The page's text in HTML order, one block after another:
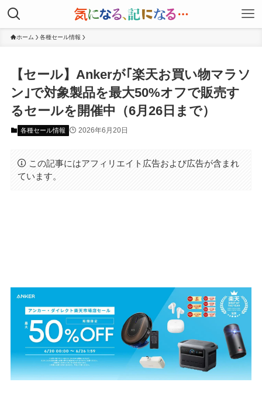
ホーム 各種セール情報
【セール】Ankerが｢楽天お買い物マラソ
ン｣で対象製品を最大50%オフで販売す
るセールを開催中（6月26日まで）
各種セール情報 2026年6月20日
この記事にはアフィリエイト広告および広告が含まれ
ています。